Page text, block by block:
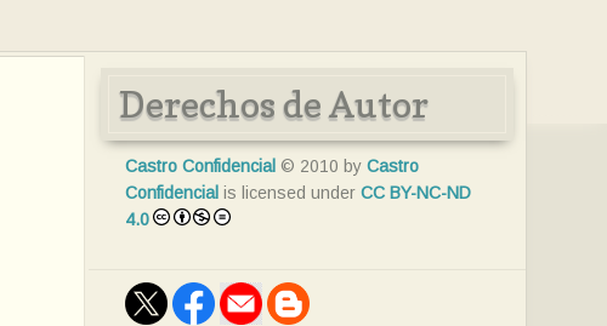
Derechos de Autor
Castro Confidencial © 2010 by Castro
Confidencial is licensed under CC BY-NC-ND
4.0